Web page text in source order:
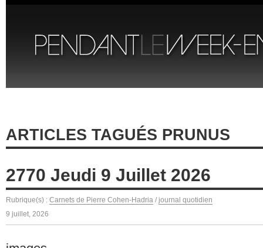
ARTICLES TAGUÉS PRUNUS
2770 Jeudi 9 Juillet 2026
Rubrique(s) : Carnets de Pierre Cohen-Hadria / journal quotidien
9 juillet, 2026